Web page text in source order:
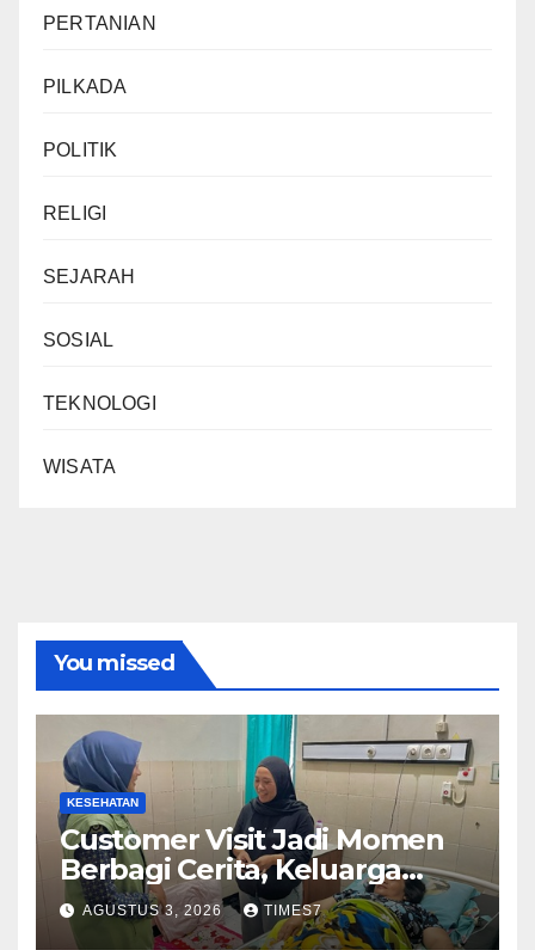
PERTANIAN
PILKADA
POLITIK
RELIGI
SEJARAH
SOSIAL
TEKNOLOGI
WISATA
You missed
KESEHATAN
Customer Visit Jadi Momen
Berbagi Cerita, Keluarga
Nurhayati Rasakan Manfaat
NyataProgram JKN
AGUSTUS 3, 2026 TIMES7